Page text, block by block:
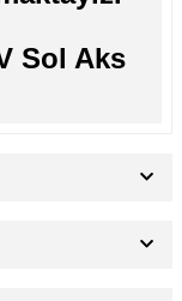
Sol Aks